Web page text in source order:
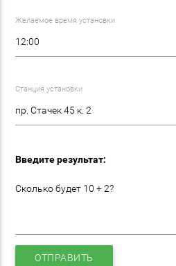
Желаемое время установки
Станция установки
Введите результат:
Сколько будет 10 + 2?
ОТПРАВИТЬ